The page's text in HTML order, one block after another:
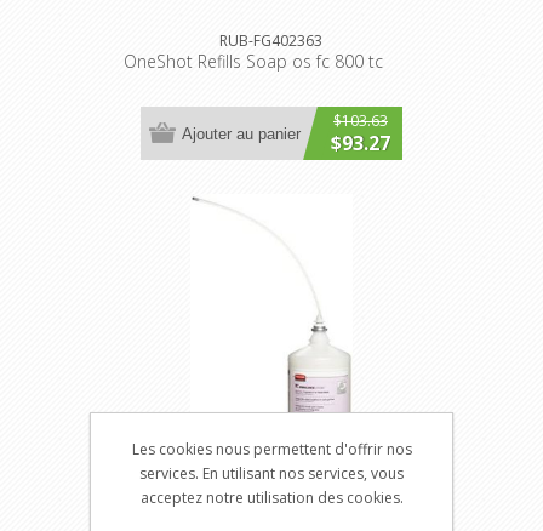
RUB-FG402363
OneShot Refills Soap os fc 800 tc
$103.63
$93.27
Ajouter au panier
FG402364
Les cookies nous permettent d'offrir nos
services. En utilisant nos services, vous
acceptez notre utilisation des cookies.